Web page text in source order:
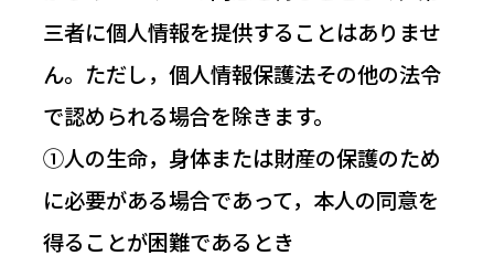
三者に個人情報を提供することはありませ
ん。ただし，個人情報保護法その他の法令
で認められる場合を除きます。
①人の生命，身体または財産の保護のため
に必要がある場合であって，本人の同意を
得ることが困難であるとき